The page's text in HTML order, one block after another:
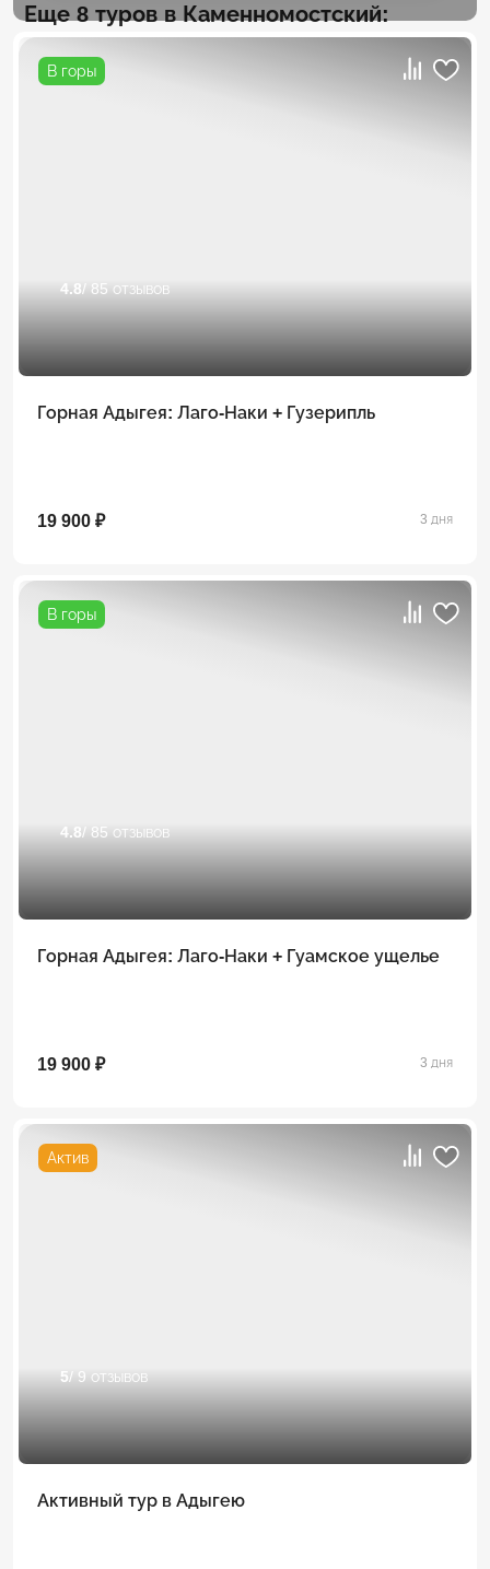
Еще 8 туров в Каменномостский:
В горы
4.8/ 85 отзывов
Горная Адыгея: Лаго-Наки + Гузерипль
19 900 ₽ 3 дня
В горы
4.8/ 85 отзывов
Горная Адыгея: Лаго-Наки + Гуамское ущелье
19 900 ₽ 3 дня
Актив
5/ 9 отзывов
Активный тур в Адыгею